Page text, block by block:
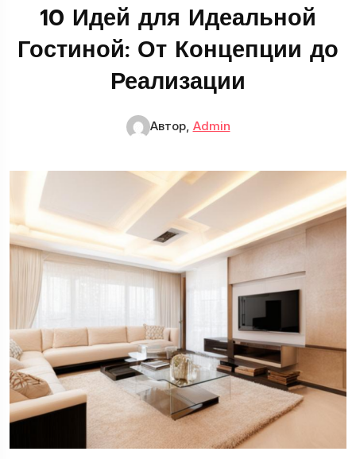
Гостиная
10 Идей для Идеальной
Гостиной: От Концепции до
Реализации
Автор, Admin